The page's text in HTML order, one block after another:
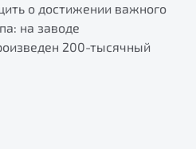
о достижении важного
на заводе
200-тысячный